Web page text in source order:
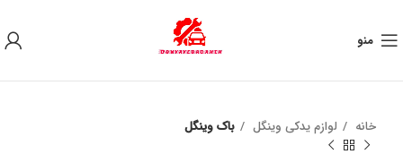
منو
خانه لوازم یدکی وینگل باک وینگل
به علت نوسان ارز ، لطفا قبل از خرید تماس بگیرید.